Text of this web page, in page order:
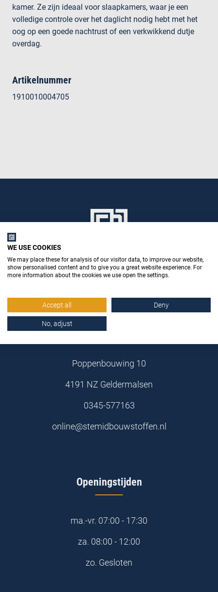
kamer. Ze zijn ideaal voor slaapkamers, waar je een
volledige controle over het daglicht nodig hebt met het
oog op een goede nachtrust of een verkwikkend dutje
overdag.
Artikelnummer
1910010004705
Stemid Bouwstoffen B.V.
Poppenbouwing 10
4191 NZ Geldermalsen
0345-577163
online@stemidbouwstoffen.nl
Openingstijden
ma.-vr. 07:00 - 17:30
za. 08:00 - 12:00
zo. Gesloten
WE USE COOKIES
We may place these for analysis of our visitor data, to improve our website,
show personalised content and to give you a great website experience. For
more information about the cookies we use open the settings.
Accept all Deny
No, adjust